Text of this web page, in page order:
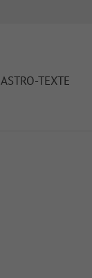
ASTRO-TEXTE